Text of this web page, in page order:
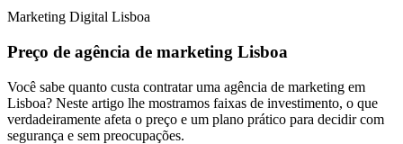
Marketing Digital Lisboa
Preço de agência de marketing Lisboa
Você sabe quanto custa contratar uma agência de marketing em
Lisboa? Neste artigo lhe mostramos faixas de investimento, o que
verdadeiramente afeta o preço e um plano prático para decidir com
segurança e sem preocupações.